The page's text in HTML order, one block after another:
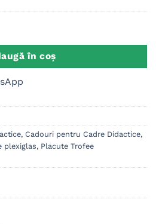
în coș
, Cadouri pentru Cadre Didactice,
plexiglas, Placute Trofee